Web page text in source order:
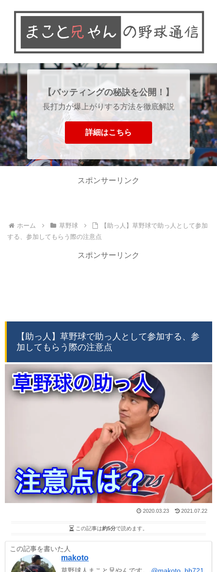
【バッティングの秘訣を公開！】
長打力が爆上がりする方法を徹底解説
詳細はこちら
スポンサーリンク
ホーム 草野球
【助っ人】草野球で助っ人として参加
する、参加してもらう際の注意点
スポンサーリンク
【助っ人】草野球で助っ人として参加する、参
加してもらう際の注意点
2020.03.23 2021.07.22
この記事は約5分で読めます。
この記事を書いた人
makoto
草野球人まこと兄やんです。
@makoto_bb721